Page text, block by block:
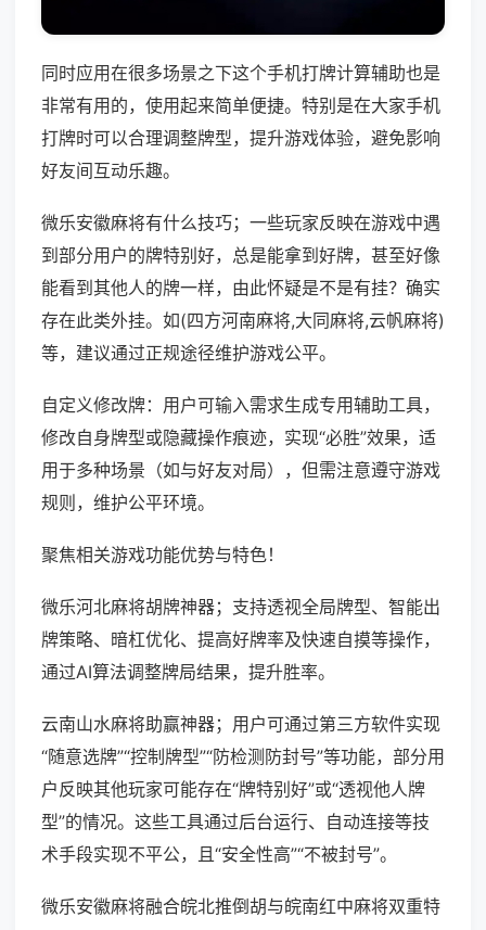
同时应用在很多场景之下这个手机打牌计算辅助也是
非常有用的，使用起来简单便捷。特别是在大家手机
打牌时可以合理调整牌型，提升游戏体验，避免影响
好友间互动乐趣。
微乐安徽麻将有什么技巧；一些玩家反映在游戏中遇
到部分用户的牌特别好，总是能拿到好牌，甚至好像
能看到其他人的牌一样，由此怀疑是不是有挂？确实
存在此类外挂。如(四方河南麻将,大同麻将,云帆麻将)
等，建议通过正规途径维护游戏公平。
自定义修改牌：用户可输入需求生成专用辅助工具，
修改自身牌型或隐藏操作痕迹，实现“必胜”效果，适
用于多种场景（如与好友对局），但需注意遵守游戏
规则，维护公平环境。
聚焦相关游戏功能优势与特色！
微乐河北麻将胡牌神器；支持透视全局牌型、智能出
牌策略、暗杠优化、提高好牌率及快速自摸等操作，
通过AI算法调整牌局结果，提升胜率。
云南山水麻将助赢神器；用户可通过第三方软件实现
“随意选牌”“控制牌型”“防检测防封号”等功能，部分用
户反映其他玩家可能存在“牌特别好”或“透视他人牌
型”的情况。这些工具通过后台运行、自动连接等技
术手段实现不平公，且“安全性高”“不被封号”。
微乐安徽麻将融合皖北推倒胡与皖南红中麻将双重特